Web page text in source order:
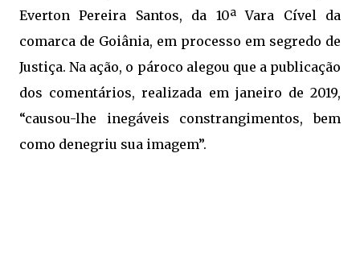
Everton Pereira Santos, da 10ª Vara Cível da
comarca de Goiânia, em processo em segredo de
Justiça. Na ação, o pároco alegou que a publicação
dos comentários, realizada em janeiro de 2019,
“causou-lhe inegáveis constrangimentos, bem
como denegriu sua imagem”.